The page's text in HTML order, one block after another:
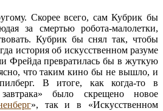
Скорее всего, сам Кубрик бы
за смертью робота-малолетки,
Кубрик бы снял так, чтобы
история об искусственном разуме
Фрейда превратилась бы в жуткую
что таким кино бы не вышло, и
В итоге, как когда-то в
было скрещено новое
», так и в «Искусственном